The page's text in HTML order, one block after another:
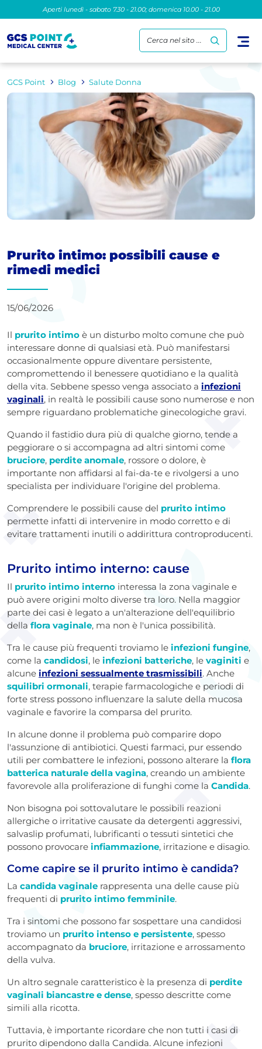
Aperti lunedì - sabato 7.30 - 21.00; domenica 10.00 - 21.00
Cerca nel sito ...
GCS Point Blog Salute Donna
Prurito intimo: possibili cause e
rimedi medici
15/06/2026
Il prurito intimo è un disturbo molto comune che può
interessare donne di qualsiasi età. Può manifestarsi
occasionalmente oppure diventare persistente,
compromettendo il benessere quotidiano e la qualità
della vita. Sebbene spesso venga associato a infezioni
vaginali, in realtà le possibili cause sono numerose e non
sempre riguardano problematiche ginecologiche gravi.
Quando il fastidio dura più di qualche giorno, tende a
peggiorare o si accompagna ad altri sintomi come
bruciore, perdite anomale, rossore o dolore, è
importante non affidarsi al fai-da-te e rivolgersi a uno
specialista per individuare l'origine del problema.
Comprendere le possibili cause del prurito intimo
permette infatti di intervenire in modo corretto e di
evitare trattamenti inutili o addirittura controproducenti.
Prurito intimo interno: cause
Il prurito intimo interno interessa la zona vaginale e
può avere origini molto diverse tra loro. Nella maggior
parte dei casi è legato a un'alterazione dell'equilibrio
della flora vaginale, ma non è l'unica possibilità.
Tra le cause più frequenti troviamo le infezioni fungine,
come la candidosi, le infezioni batteriche, le vaginiti e
alcune infezioni sessualmente trasmissibili. Anche
squilibri ormonali, terapie farmacologiche e periodi di
forte stress possono influenzare la salute della mucosa
vaginale e favorire la comparsa del prurito.
In alcune donne il problema può comparire dopo
l'assunzione di antibiotici. Questi farmaci, pur essendo
utili per combattere le infezioni, possono alterare la flora
batterica naturale della vagina, creando un ambiente
favorevole alla proliferazione di funghi come la Candida.
Non bisogna poi sottovalutare le possibili reazioni
allergiche o irritative causate da detergenti aggressivi,
salvaslip profumati, lubrificanti o tessuti sintetici che
possono provocare infiammazione, irritazione e disagio.
Come capire se il prurito intimo è candida?
La candida vaginale rappresenta una delle cause più
frequenti di prurito intimo femminile.
Tra i sintomi che possono far sospettare una candidosi
troviamo un prurito intenso e persistente, spesso
accompagnato da bruciore, irritazione e arrossamento
della vulva.
Un altro segnale caratteristico è la presenza di perdite
vaginali biancastre e dense, spesso descritte come
simili alla ricotta.
Tuttavia, è importante ricordare che non tutti i casi di
prurito dipendono dalla Candida. Alcune infezioni